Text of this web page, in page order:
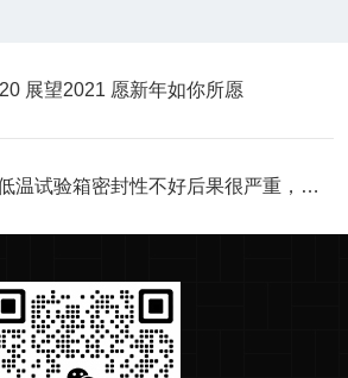
展望2021 愿新年如你所愿
北京高低温试验箱密封性不好后果很严重，那你知道如何进行检测吗？